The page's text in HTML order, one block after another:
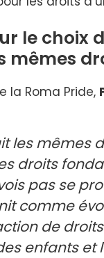
le choix
mêmes
la Roma Pride,
les mêmes
droits
pas se
comme
de
enfants et